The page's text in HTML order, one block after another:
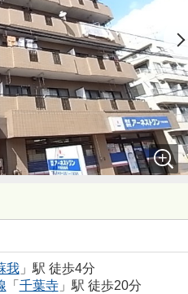
我」駅 徒歩4分
「 千葉寺」駅 徒歩20分